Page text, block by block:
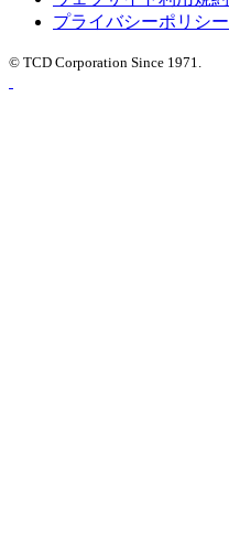
プライバシーポリシー
© TCD Corporation Since 1971.